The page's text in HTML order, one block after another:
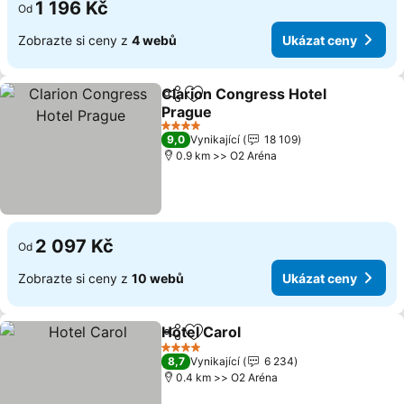
Od 1 196 Kč
Zobrazte si ceny z 4 webů Ukázat ceny
SdíletPřidat na seznam oblíbených
Clarion Congress Hotel
Prague
Ukázat ceny
4 Počet hvězdiček
9,0 Vynikající
18 109
0.9 km >> O2 Aréna
Od 2 097 Kč
Zobrazte si ceny z 10 webů Ukázat ceny
SdíletPřidat na seznam oblíbených
Hotel Carol
4 Počet hvězdiček
8,7 Vynikající
6 234
0.4 km >> O2 Aréna